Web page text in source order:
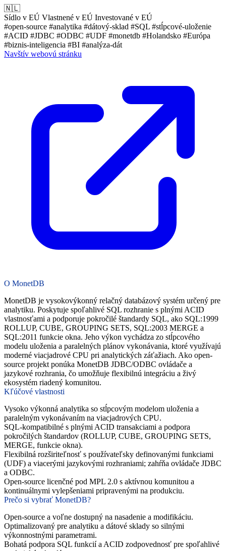
🇳🇱
Sídlo v EÚ Vlastnené v EÚ Investované v EÚ
#open-source #analytika #dátový-sklad #SQL #stĺpcové-uloženie
#ACID #JDBC #ODBC #UDF #monetdb #Holandsko #Európa
#biznis-inteligencia #BI #analýza-dát
Navštív webovú stránku
O MonetDB
MonetDB je vysokovýkonný relačný databázový systém určený pre
analytiku. Poskytuje spoľahlivé SQL rozhranie s plnými ACID
vlastnosťami a podporuje pokročilé štandardy SQL, ako SQL:1999
ROLLUP, CUBE, GROUPING SETS, SQL:2003 MERGE a
SQL:2011 funkcie okna. Jeho výkon vychádza zo stĺpcového
modelu uloženia a paralelných plánov vykonávania, ktoré využívajú
moderné viacjadrové CPU pri analytických záťažiach. Ako open-
source projekt ponúka MonetDB JDBC/ODBC ovládače a
jazykové rozhrania, čo umožňuje flexibilnú integráciu a živý
ekosystém riadený komunitou.
Kľúčové vlastnosti
Vysoko výkonná analytika so stĺpcovým modelom uloženia a
paralelným vykonávaním na viacjadrových CPU.
SQL-kompatibilné s plnými ACID transakciami a podpora
pokročilých štandardov (ROLLUP, CUBE, GROUPING SETS,
MERGE, funkcie okna).
Flexibilná rozširiteľnosť s používateľsky definovanými funkciami
(UDF) a viacerými jazykovými rozhraniami; zahŕňa ovládače JDBC
a ODBC.
Open-source licenčné pod MPL 2.0 s aktívnou komunitou a
kontinuálnymi vylepšeniami pripravenými na produkciu.
Prečo si vybrať MonetDB?
Open-source a voľne dostupný na nasadenie a modifikáciu.
Optimalizovaný pre analytiku a dátové sklady so silnými
výkonnostnými parametrami.
Bohatá podpora SQL funkcií a ACID zodpovednosť pre spoľahlivé